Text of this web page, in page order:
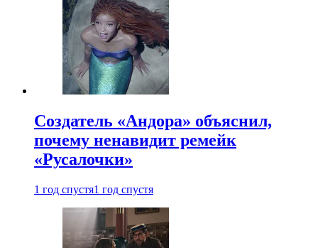
Создатель «Андора» объяснил,
почему ненавидит ремейк
«Русалочки»
1 год спустя1 год спустя